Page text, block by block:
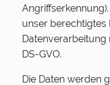
unser berechtigtes
Datenverarbeitung
DS-GVO.
Die Daten werden